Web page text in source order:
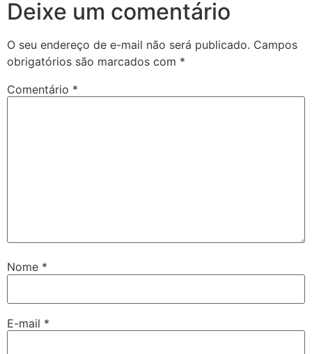
Deixe um comentário
O seu endereço de e-mail não será publicado. Campos
obrigatórios são marcados com *
Comentário *
Nome *
E-mail *